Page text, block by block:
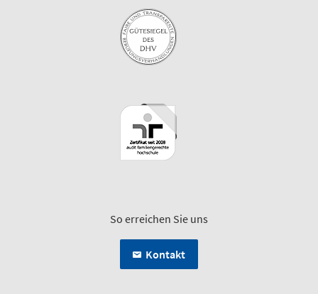
So erreichen Sie uns
Kontakt